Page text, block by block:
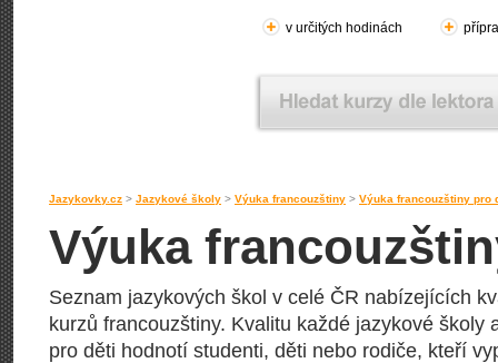
v určitých hodinách
Jazykovky.cz > Jazykové školy > Výuka francouzštiny > Výuka francouzštiny pro
Výuka
Seznam jazykových škol v celé ČR nabízejících
kurzů francouzštiny. Kvalitu každé jazykové školy
pro děti hodnotí studenti, děti nebo rodiče, kteří